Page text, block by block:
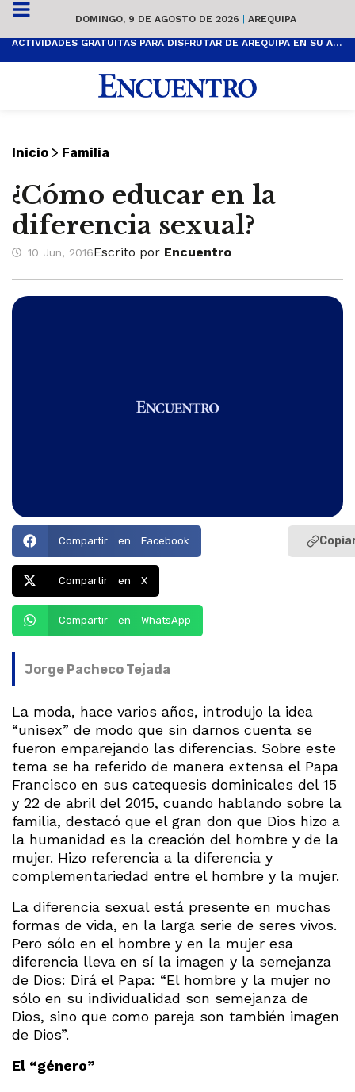
DOMINGO, 9 DE AGOSTO DE 2026 | AREQUIPA
ACTIVIDADES GRATUITAS PARA DISFRUTAR DE AREQUIPA EN SU ANIVERSARIO
Inicio > Familia
¿Cómo educar en la
diferencia sexual?
10 Jun, 2016Escrito por Encuentro
Compartir en Facebook
Compartir en X
Compartir en WhatsApp
Jorge Pacheco Tejada
La moda, hace varios años, introdujo la idea
“unisex” de modo que sin darnos cuenta se
fueron emparejando las diferencias. Sobre este
tema se ha referido de manera extensa el Papa
Francisco en sus catequesis dominicales del 15
y 22 de abril del 2015, cuando hablando sobre la
familia, destacó que el gran don que Dios hizo a
la humanidad es la creación del hombre y de la
mujer. Hizo referencia a la diferencia y
complementariedad entre el hombre y la mujer.
La diferencia sexual está presente en muchas
formas de vida, en la larga serie de seres vivos.
Pero sólo en el hombre y en la mujer esa
diferencia lleva en sí la imagen y la semejanza
de Dios: Dirá el Papa: “El hombre y la mujer no
sólo en su individualidad son semejanza de
Dios, sino que como pareja son también imagen
de Dios”.
El “género”